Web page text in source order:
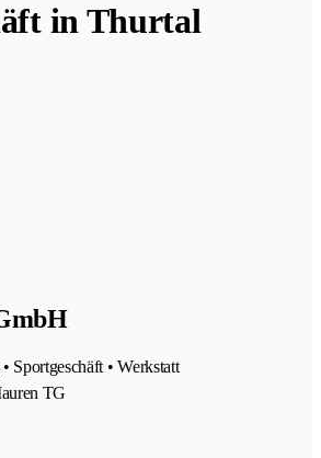
in Thurtal
Sportgeschäft • Werkstatt
TG